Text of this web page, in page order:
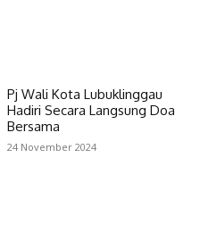
Pj Wali Kota Lubuklinggau
Hadiri Secara Langsung Doa
Bersama
24 November 2024